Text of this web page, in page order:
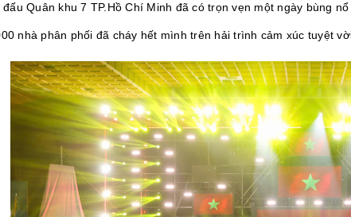
đấu Quân khu 7 TP.Hồ Chí Minh đã có trọn vẹn một ngày bùng nổ
nhà phân phối đã cháy hết mình trên hải trình cảm xúc tuyệt